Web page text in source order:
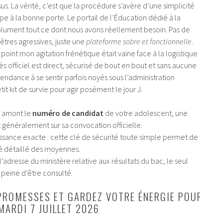
La vérité, c’est que la procédure s’avère d’une simplicité
à la bonne porte. Le portail de l’Éducation dédié à la
tout ce dont nous avons réellement besoin. Pas de
agressives, juste une plateforme sobre et fonctionnelle.
mon agitation frénétique était vaine face à la logistique
officiel est direct, sécurisé de bout en bout et sans aucune
à se sentir parfois noyés sous l’administration
kit de survie pour agir posément le jour J.
amont le numéro de candidat de votre adolescent, une
sur sa convocation officielle.
exacte : cette clé de sécurité toute simple permet de
détaillé des moyennes.
du ministère relative aux résultats du bac, le seul
d’être consulté.
ET GARDEZ VOTRE ÉNERGIE
7 JUILLET 2026